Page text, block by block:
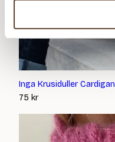
Inga Krusiduller Cardigan
75 kr